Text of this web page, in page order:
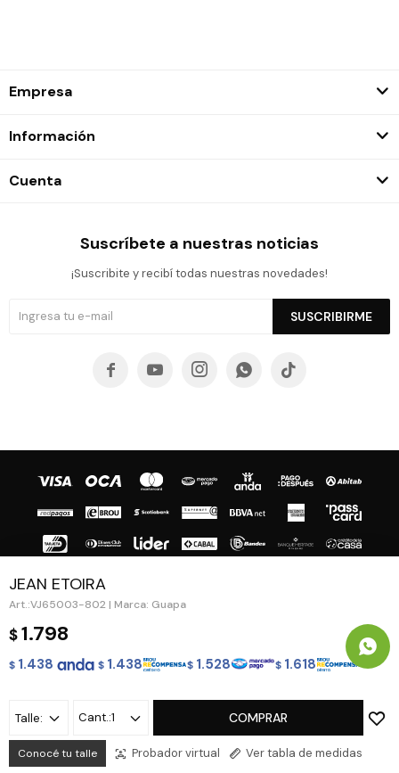
JEAN ETOIRA
VJ65003-802 | Marca: Guapa
$1.798
$ 1.438 $ 1.438 $ 1.528 $ 1.618
Talle:
Conocé tu talle Probador virtual Ver tabla de medidas
1 COMPRAR
Empresa
Información
Cuenta
Suscríbete a nuestras noticias
¡Suscribite y recibí todas nuestras novedades!
SUSCRIBIRME
    
Fenicio